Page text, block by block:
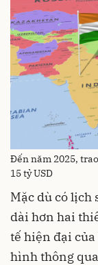
Đến năm 2025,
15 tỷ USD
Mặc dù có lịch
dài hơn hai
tế hiện đại
hình thông